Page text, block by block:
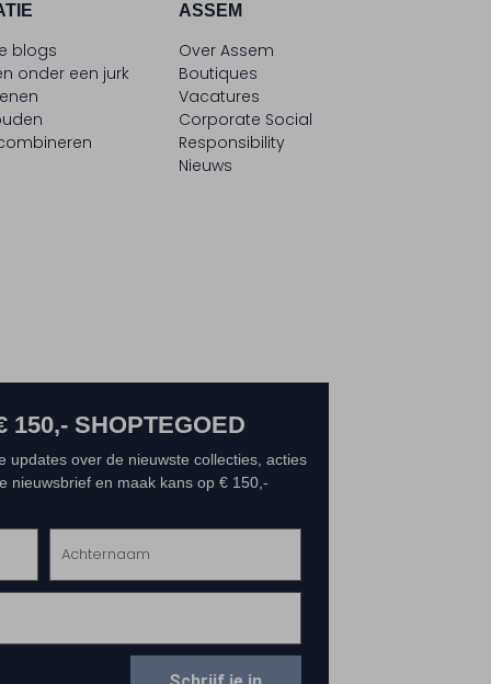
blogs
onder een jurk
ASSEM
Over Assem
Boutiques
Vacatures
Corporate Social
Responsibility
Nieuws
150,- SHOPTEGOED
updates over de nieuwste collecties, acties
nieuwsbrief en maak kans op € 150,-